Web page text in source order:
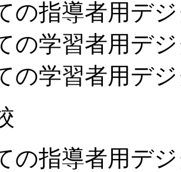
の指導者用デ
の学習者用デ
の学習者用デ
の指導者用デ